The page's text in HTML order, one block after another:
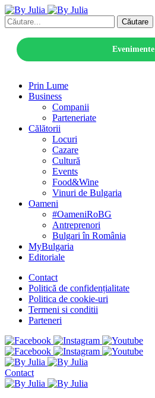
Căutare
Evenimente
Prin Lume
Business
Companii
Parteneriate
Călătorii
Locuri
Cazare
Cultură
Events
Food&Wine
Vinuri de Bulgaria
Oameni
#OameniRoBG
Antreprenori
Bulgari în România
MyBulgaria
Editoriale
Contact
Politică de confidențialitate
Politica de cookie-uri
Termeni si conditii
Parteneri
Contact